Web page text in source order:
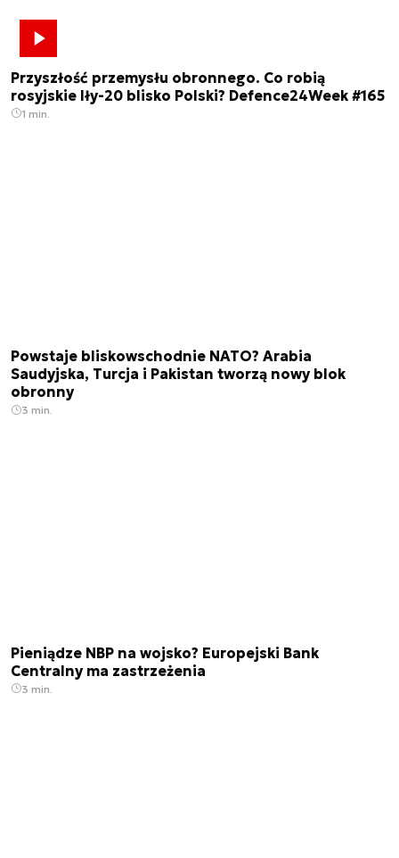
Przyszłość przemysłu obronnego. Co robią
rosyjskie Iły-20 blisko Polski? Defence24Week #165
1 min.
Powstaje bliskowschodnie NATO? Arabia
Saudyjska, Turcja i Pakistan tworzą nowy blok
obronny
3 min.
Pieniądze NBP na wojsko? Europejski Bank
Centralny ma zastrzeżenia
3 min.